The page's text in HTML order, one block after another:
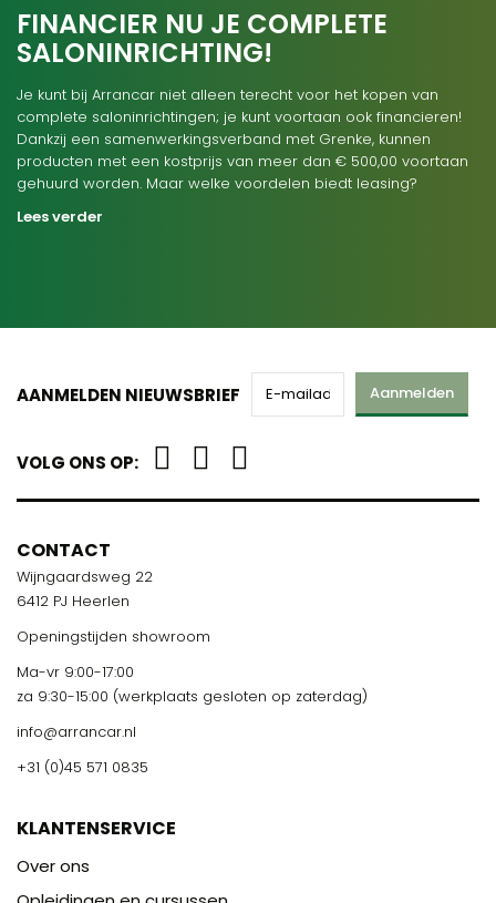
FINANCIER NU JE COMPLETE
SALONINRICHTING!
Je kunt bij Arrancar niet alleen terecht voor het kopen van
complete saloninrichtingen; je kunt voortaan ook financieren!
Dankzij een samenwerkingsverband met Grenke, kunnen
producten met een kostprijs van meer dan € 500,00 voortaan
gehuurd worden. Maar welke voordelen biedt leasing?
Lees verder
AANMELDEN NIEUWSBRIEF Aanmelden
VOLG ONS OP:
CONTACT
Wijngaardsweg 22
6412 PJ Heerlen
Openingstijden showroom
Ma-vr 9:00-17:00
za 9:30-15:00 (werkplaats gesloten op zaterdag)
info@arrancar.nl
+31 (0)45 571 0835
KLANTENSERVICE
Over ons